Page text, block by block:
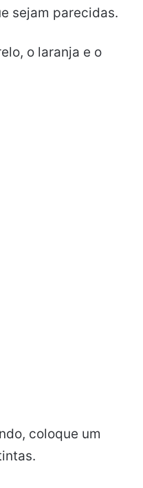
sejam parecidas.
o laranja e o
coloque um